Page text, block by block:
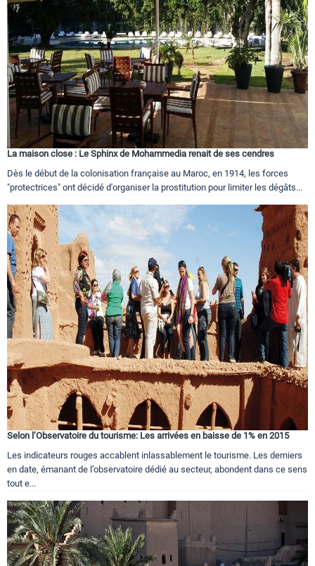
Circuits touristiques
Tourisme
Régions
Evenements
Contact
La maison close : Le Sphinx de Mohammedia renait de ses cendres
Dès le début de la colonisation française au Maroc, en 1914, les forces
"protectrices" ont décidé d'organiser la prostitution pour limiter les dégâts...
Selon l’Observatoire du tourisme: Les arrivées en baisse de 1% en 2015
Les indicateurs rouges accablent inlassablement le tourisme. Les derniers
en date, émanant de l’observatoire dédié au secteur, abondent dans ce sens
tout e...